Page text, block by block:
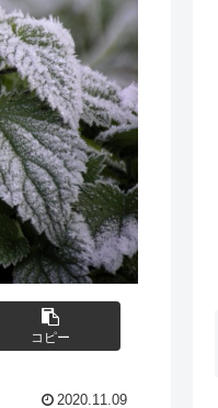
コピー
2020.11.09